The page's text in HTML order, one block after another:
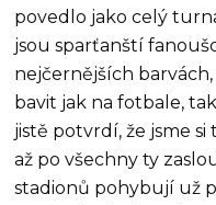
povedlo jako celý
jsou sparťanští
nejčernějších
bavit jak na fotbale,
jistě potvrdí, že jsme
až po všechny ty
stadionů pohybují už